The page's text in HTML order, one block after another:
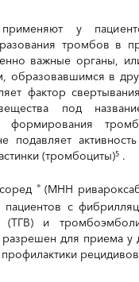
применяют у
тромбов в
важные органы,
образовавшимся в
фактор
под
формирования
подавляет
(тромбоциты)5 .
®(МНН
с
и
для приема у